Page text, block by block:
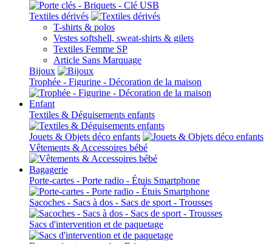
Textiles dérivés
T-shirts & polos
Vestes softshell, sweat-shirts & gilets
Textiles Femme SP
Article Sans Marquage
Bijoux
Trophée - Figurine - Décoration de la maison
Enfant
Textiles & Déguisements enfants
Jouets & Objets déco enfants
Vêtements & Accessoires bébé
Bagagerie
Porte-cartes - Porte radio - Étuis Smartphone
Sacoches - Sacs à dos - Sacs de sport - Trousses
Sacs d'intervention et de paquetage